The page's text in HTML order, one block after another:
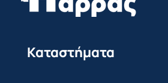
Καταστήματα